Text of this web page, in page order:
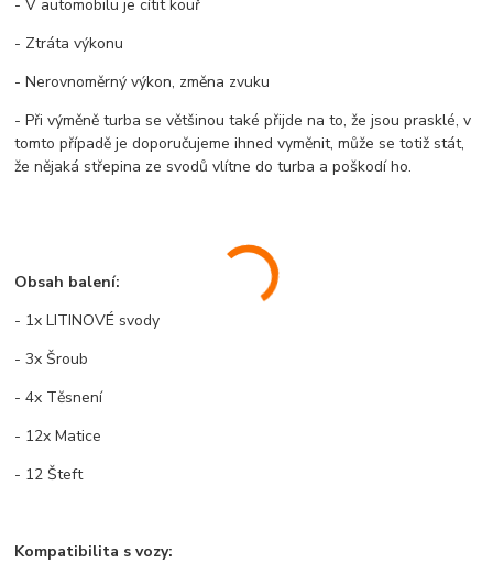
- V automobilu je cítit kouř
- Ztráta výkonu
- Nerovnoměrný výkon, změna zvuku
- Při výměně turba se většinou také přijde na to, že jsou prasklé, v
tomto případě je doporučujeme ihned vyměnit, může se totiž stát,
že nějaká střepina ze svodů vlítne do turba a poškodí ho.
Obsah balení:
- 1x LITINOVÉ svody
- 3x Šroub
- 4x Těsnení
- 12x Matice
- 12 Šteft
Kompatibilita s vozy: